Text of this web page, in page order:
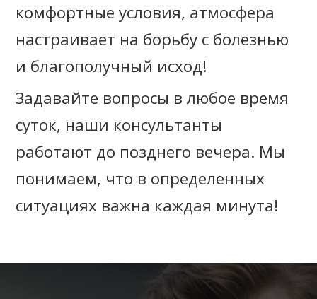
комфортные условия, атмосфера
настраивает на борьбу с болезнью
и благополучный исход!
Задавайте вопросы в любое время
суток, наши консультанты
работают до позднего вечера. Мы
понимаем, что в определенных
ситуациях важна каждая минута!